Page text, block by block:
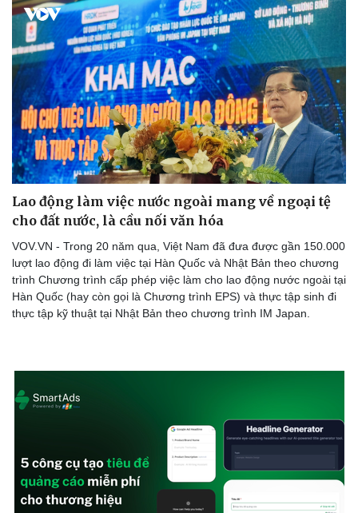
Doanh nghiệp
Thông tin doanh nghiệp
Doanh nghiệp 24h
Doanh nhân
Vì cộng đồng
Công nghệ
Sành điệu
Tin Công nghệ
Trải nghiệm
Chuyển đổi số
Lao động làm việc nước ngoài mang về ngoại tệ
cho đất nước, là cầu nối văn hóa
VOV.VN - Trong 20 năm qua, Việt Nam đã đưa được gần 150.000
lượt lao động đi làm việc tại Hàn Quốc và Nhật Bản theo chương
trình Chương trình cấp phép việc làm cho lao động nước ngoài tại
Hàn Quốc (hay còn gọi là Chương trình EPS) và thực tập sinh đi
thực tập kỹ thuật tại Nhật Bản theo chương trình IM Japan.